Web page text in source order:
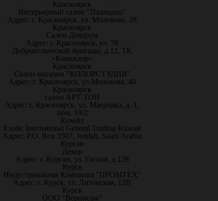
Красноярск
Интерьерный салон "Палладио"
Адрес: г. Красноярск, ул. Молокова, 28
Красноярск
Салон Декорум
Адрес: г. Красноярск, ул. 78
Добровольческой бригады, д.12, ТК
«Командор»
Красноярск
Салон-магазин "КОЛОРСТУДИЯ"
Адрес: г. Красноярск, ул.Молокова, 40
Красноярск
салон АРТ-ТОН
Адрес: г. Красноярск, ул. Маерчака, д. 1,
пом. 19/2
Кувейт
Exotic International General Trading Kuwait
Адрес: P.O. Box 3507, Jeddah, Saudi Arabia
Курган
Декор
Адрес: г. Курган, ул. Гоголя, д.128
Курск
Индустриальная Компания "ПРОМТЕХ"
Адрес: г. Курск, ул. Литовская, 12В
Курск
ООО "Вернисаж"